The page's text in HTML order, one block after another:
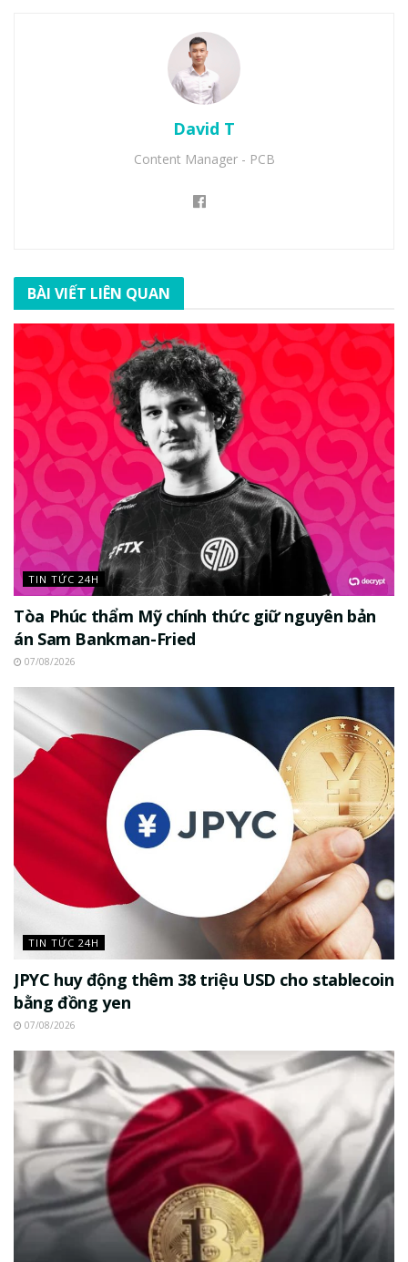
David T
Content Manager - PCB
BÀI VIẾT LIÊN QUAN
TIN TỨC 24H
Tòa Phúc thẩm Mỹ chính thức giữ nguyên bản
án Sam Bankman-Fried
07/08/2026
TIN TỨC 24H
JPYC huy động thêm 38 triệu USD cho stablecoin
bằng đồng yen
07/08/2026